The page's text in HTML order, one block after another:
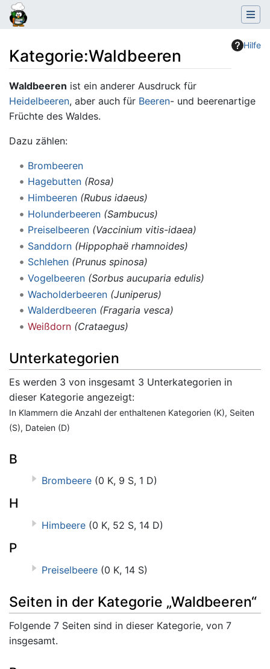
Hilfe
Kategorie:Waldbeeren
Wechseln zu: Navigation,Suche
Waldbeeren ist ein anderer Ausdruck für
Heidelbeeren, aber auch für Beeren- und beerenartige
Früchte des Waldes.
Dazu zählen:
Brombeeren
Hagebutten (Rosa)
Himbeeren (Rubus idaeus)
Holunderbeeren (Sambucus)
Preiselbeeren (Vaccinium vitis-idaea)
Sanddorn (Hippophaë rhamnoides)
Schlehen (Prunus spinosa)
Vogelbeeren (Sorbus aucuparia edulis)
Wacholderbeeren (Juniperus)
Walderdbeeren (Fragaria vesca)
Weißdorn (Crataegus)
Unterkategorien
Es werden 3 von insgesamt 3 Unterkategorien in
dieser Kategorie angezeigt:
In Klammern die Anzahl der enthaltenen Kategorien (K), Seiten
(S), Dateien (D)
B
Brombeere (0 K, 9 S, 1 D)
H
Himbeere (0 K, 52 S, 14 D)
P
Preiselbeere (0 K, 14 S)
Seiten in der Kategorie „Waldbeeren“
Folgende 7 Seiten sind in dieser Kategorie, von 7
insgesamt.